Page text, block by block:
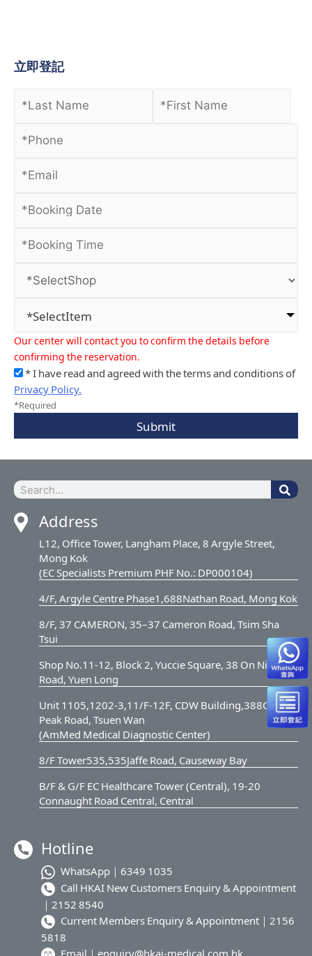
立即登記
*SelectItem
Our center will contact you to confirm the details before
confirming the reservation.
* I have read and agreed with the terms and conditions of
Privacy Policy.
*Required
Submit
Address
L12, Office Tower, Langham Place, 8 Argyle Street,
Mong Kok
(EC Specialists Premium PHF No.: DP000104)
4/F, Argyle Centre Phase1,688Nathan Road, Mong Kok
8/F, 37 CAMERON, 35–37 Cameron Road, Tsim Sha
Tsui
Shop No.11-12, Block 2, Yuccie Square, 38 On Ning
Road, Yuen Long
Unit 1105,1202-3,11/F-12F, CDW Building,388Castle
Peak Road, Tsuen Wan
(AmMed Medical Diagnostic Center)
8/F Tower535,535Jaffe Road, Causeway Bay
B/F & G/F EC Healthcare Tower (Central), 19-20
Connaught Road Central, Central
Hotline
WhatsApp｜ 6349 1035
Call HKAI New Customers Enquiry & Appointment
｜ 2152 8540
Current Members Enquiry & Appointment｜ 2156
5818
Email｜ enquiry@hkai-medical.com.hk